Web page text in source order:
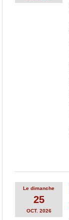
Ledimanche
25
OCT. 2026